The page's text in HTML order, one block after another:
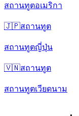
สถานทูตอเมริกา
🇯🇵สถานทูต
สถานทูตญี่ปุ่น
🇻🇳สถานทูต
สถานทูตเวียดนาม